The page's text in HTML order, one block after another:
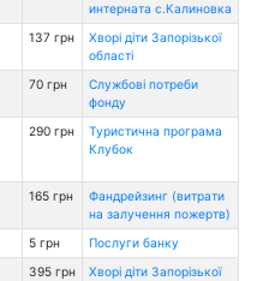
интерната с.Калиновка
137 грн
Хворі діти Запорізької
області
70 грн
Службові потреби
фонду
290 грн
Туристична програма
Клубок
165 грн
Фандрейзинг (витрати
на залучення пожертв)
5 грн Послуги банку
395 грн
Хворі діти Запорізької